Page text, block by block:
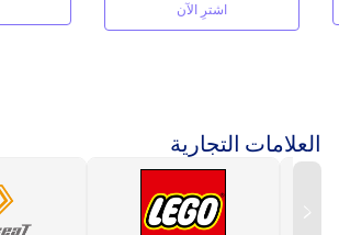
اشترِ الآن
العلامات التجارية